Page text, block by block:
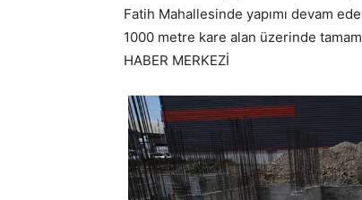
Fatih Mahallesinde yapımı devam
1000 metre kare alan üzerinde
HABER MERKEZİ